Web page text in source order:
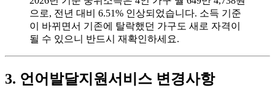
으로, 전년 대비 6.51% 인상되었습니다. 소득 기준
이 바뀌면서 기존에 탈락했던 가구도 새로 자격이
될 수 있으니 반드시 재확인하세요.
3. 언어발달지원서비스 변경사항